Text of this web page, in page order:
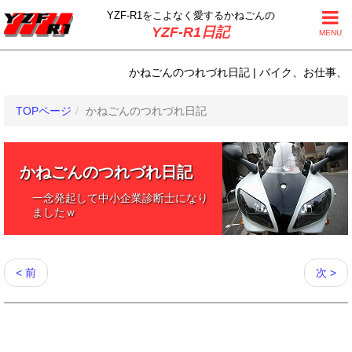
MENU
YZF-R1をこよなく 愛するかねごんの
YZF-R1日記
かねごんのつれづれ日記 | バイク、お仕事、
TOPページ かねごんのつれづれ日記
かねごんのつれづれ日記
一念発起して中小企業診断士になり
ましたｗ
< 前 次 >